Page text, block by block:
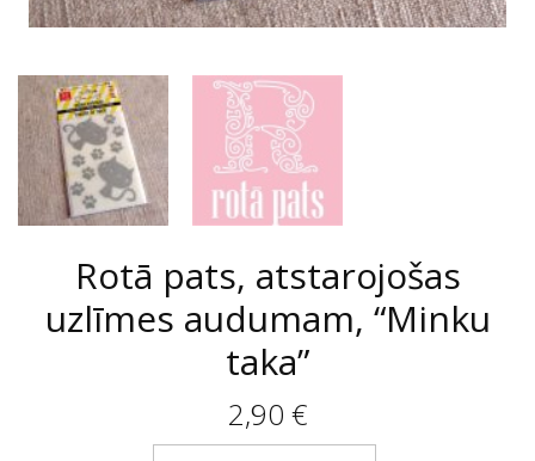
Rotā pats, atstarojošas
uzlīmes audumam, “Minku
taka”
2,90 €